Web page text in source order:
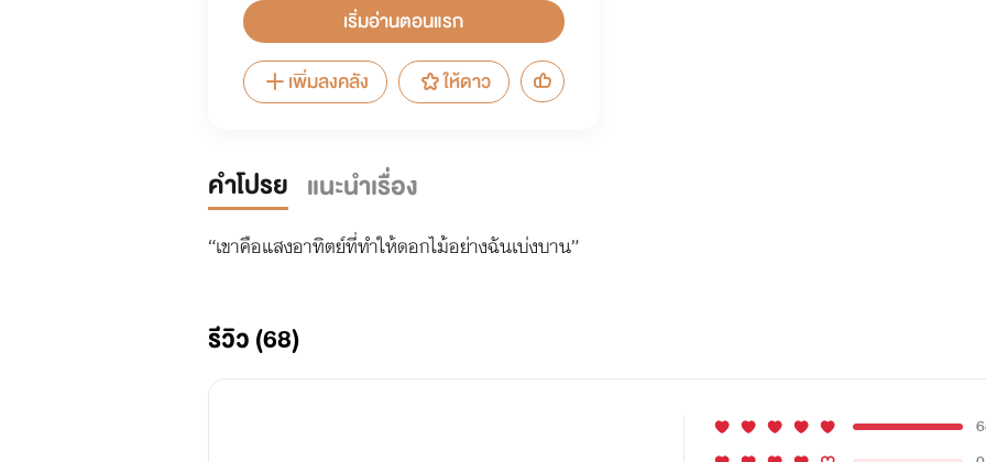
เริ่มอ่านตอนแรก
เพิ่มลงคลัง
ให้ดาว
คำโปรย แนะนำเรื่อง
“เขาคือแสงอาทิตย์ที่ทำให้ดอกไม้อย่างฉันเบ่งบาน”
รีวิว (68)